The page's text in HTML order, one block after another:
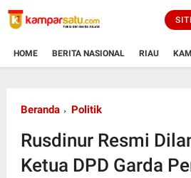
HOME BERITA NASIONAL RIAU
Beranda Politik
Rusdinur Resmi
Ketua DPD Garda